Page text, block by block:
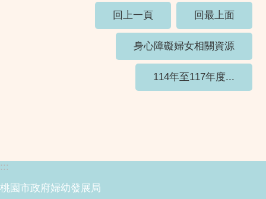
回上一頁
回最上面
身心障礙婦女相關資源
114年至117年度...
:::
桃園市政府婦幼發展局